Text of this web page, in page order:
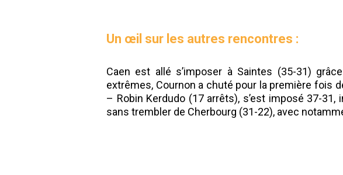
Un œil sur les autres rencontres :
Caen est allé s’imposer à Saintes (35-31)
extrêmes, Cournon a chuté pour la première fois
– Robin Kerdudo (17 arrêts), s’est imposé 37-
sans trembler de Cherbourg (31-22), avec